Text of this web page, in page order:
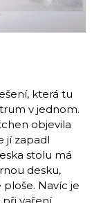
která tu
v jednom.
objevila
jí zapadl
stolu má
desku,
Navíc je
vaření